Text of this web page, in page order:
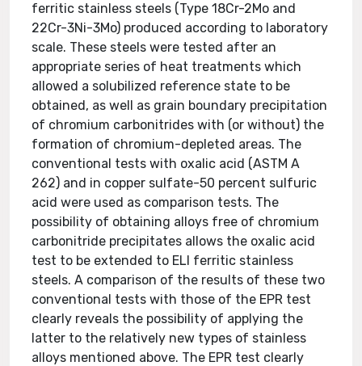
ferritic stainless steels (Type 18Cr-2Mo and
22Cr-3Ni-3Mo) produced according to laboratory
scale. These steels were tested after an
appropriate series of heat treatments which
allowed a solubilized reference state to be
obtained, as well as grain boundary precipitation
of chromium carbonitrides with (or without) the
formation of chromium-depleted areas. The
conventional tests with oxalic acid (ASTM A
262) and in copper sulfate-50 percent sulfuric
acid were used as comparison tests. The
possibility of obtaining alloys free of chromium
carbonitride precipitates allows the oxalic acid
test to be extended to ELI ferritic stainless
steels. A comparison of the results of these two
conventional tests with those of the EPR test
clearly reveals the possibility of applying the
latter to the relatively new types of stainless
alloys mentioned above. The EPR test clearly